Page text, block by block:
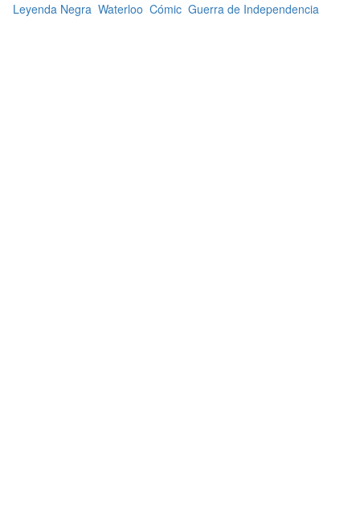
Leyenda Negra Waterloo Cómic Guerra de Independencia